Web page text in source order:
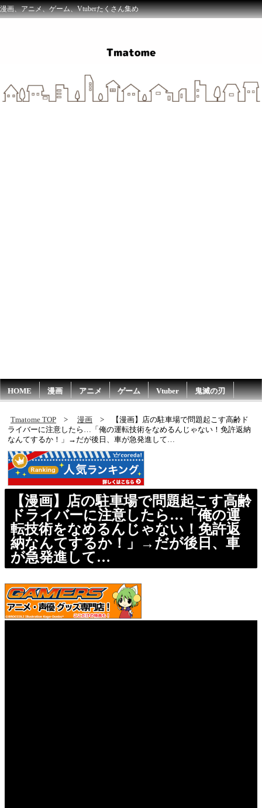
漫画、アニメ、ゲーム、Vtuberたくさん集め
HOME 漫画 アニメ ゲーム Vtuber 鬼滅の刃
Tmatome TOP 漫画
【漫画】店の駐車場で問題起こす高齢ド
ライバーに注意したら…「俺の運転技術をなめるんじゃない！免許返納
なんてするか！」→だが後日、車が急発進して…
【漫画】店の駐車場で問題起こす高齢
ドライバーに注意したら…「俺の運
転技術をなめるんじゃない！免許返
納なんてするか！」→だが後日、車
が急発進して…